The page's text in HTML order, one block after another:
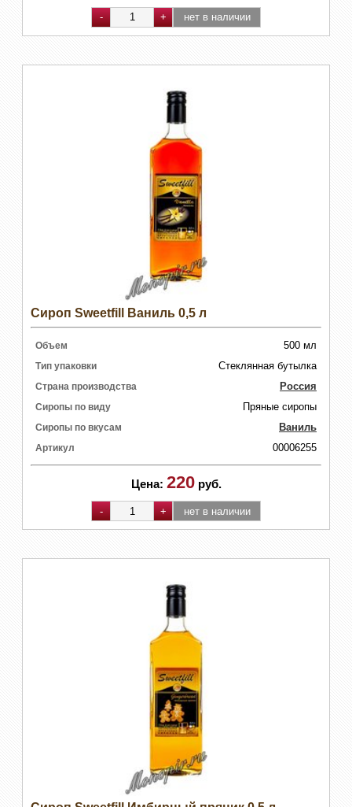
Сироп Sweetfill Ваниль 0,5 л
Объем 500 мл
Тип упаковки Стеклянная бутылка
Страна производства Россия
Сиропы по виду Пряные сиропы
Сиропы по вкусам Ваниль
Артикул 00006255
Цена: 220 руб.